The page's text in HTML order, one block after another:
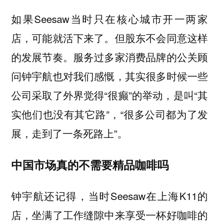
如果Seesaw当时只在核心城市开一两家
店，可能就活下来了。但股东不会同意这样
的发展节奏。服务过多家消费品牌的公关顾
问钟宇航也对我们感慨，其实很多时候一些
公司采取了外界觉得“很癫”的举动，是叫“其
实他们也没有其它路”，“很多公司都为了发
展，走到了一条死路上”。
中国市场真的不需要精品咖啡吗
钟宇航还记得，当时Seesaw在上海K11的
店，坐满了工作缝隙中来享受一杯好咖啡的